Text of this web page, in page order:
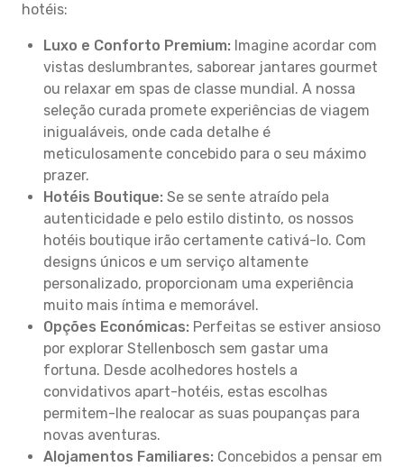
hotéis:
Luxo e Conforto Premium: Imagine acordar com
vistas deslumbrantes, saborear jantares gourmet
ou relaxar em spas de classe mundial. A nossa
seleção curada promete experiências de viagem
inigualáveis, onde cada detalhe é
meticulosamente concebido para o seu máximo
prazer.
Hotéis Boutique: Se se sente atraído pela
autenticidade e pelo estilo distinto, os nossos
hotéis boutique irão certamente cativá-lo. Com
designs únicos e um serviço altamente
personalizado, proporcionam uma experiência
muito mais íntima e memorável.
Opções Económicas: Perfeitas se estiver ansioso
por explorar Stellenbosch sem gastar uma
fortuna. Desde acolhedores hostels a
convidativos apart-hotéis, estas escolhas
permitem-lhe realocar as suas poupanças para
novas aventuras.
Alojamentos Familiares: Concebidos a pensar em